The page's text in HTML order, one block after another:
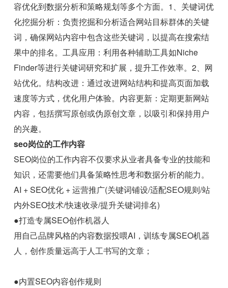
容优化到数据分析和策略规划等多个方面。1、关键词优
化挖掘分析：负责挖掘和分析适合网站目标群体的关键
词，确保网站内容中包含这些关键词，以提高在搜索结
果中的排名。工具应用：利用各种辅助工具如Niche
Finder等进行关键词研究和扩展，提升工作效率。2、网
站优化。结构改进：通过改进网站结构和提高页面加载
速度等方式，优化用户体验。内容更新：定期更新网站
内容，包括撰写原创或伪原创文章，以吸引和保持用户
的兴趣。
seo岗位的工作内容
SEO岗位的工作内容不仅要求从业者具备专业的技能和
知识，还需要他们具备策略性思考和数据分析的能力。
AI + SEO优化 + 运营推广(关键词铺设/适配SEO规则/站
内外SEO技术/快速收录/提升关键词排名)
●打造专属SEO创作机器人
用自己品牌风格的内容数据投喂AI，训练专属SEO机器
人，创作质量远高于人工书写的文章；
●内置SEO内容创作规则